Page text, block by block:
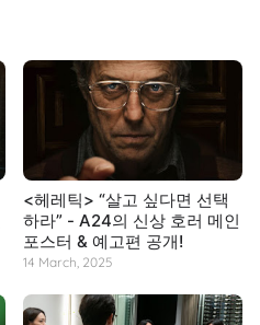
<헤레틱> “살고 싶다면 선택
하라” - A24의 신상 호러 메인
포스터 & 예고편 공개!
14 March, 2025